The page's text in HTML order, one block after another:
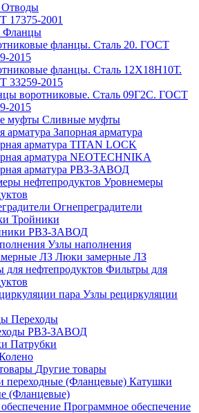
Отводы
17375-2001
Фланцы
фланцы. Сталь 20. ГОСТ
2015
фланцы. Сталь 12Х18Н10Т.
33259-2015
воротниковые. Сталь 09Г2С. ГОСТ
2015
Сливные муфты
Запорная арматура
арматура TITAN LOCK
арматура NEOTECHNIKA
арматура РВЗ-ЗАВОД
Уровнемеры
Огнепреградители
Тройники
РВЗ-ЗАВОД
Узлы наполнения
Люки замерные ЛЗ
Фильтры для
Узлы рециркуляции
Переходы
РВЗ-ЗАВОД
Патрубки
Другие товары
Катушки
(Фланцевые)
Программное обеспечение